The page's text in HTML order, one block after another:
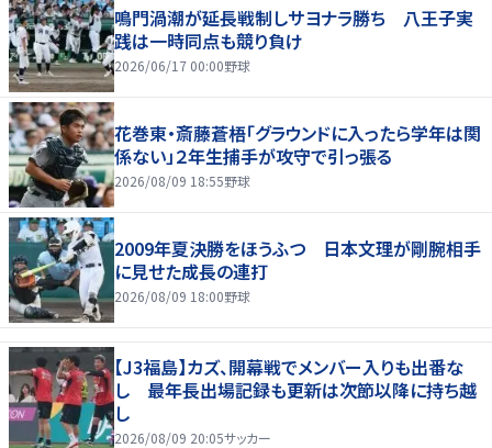
鳴門渦潮が延長戦制しサヨナラ勝ち 八王子実
践は一時同点も競り負け
2026/06/17 00:00野球
花巻東・斎藤蒼梧「グラウンドに入ったら学年は関
係ない」２年生捕手が攻守で引っ張る
2026/08/09 18:55野球
2009年夏決勝をほうふつ 日本文理が剛腕相手
に見せた成長の連打
2026/08/09 18:00野球
【J3福島】カズ、開幕戦でメンバー入りも出番な
し 最年長出場記録も更新は次節以降に持ち越
し
2026/08/09 20:05サッカー